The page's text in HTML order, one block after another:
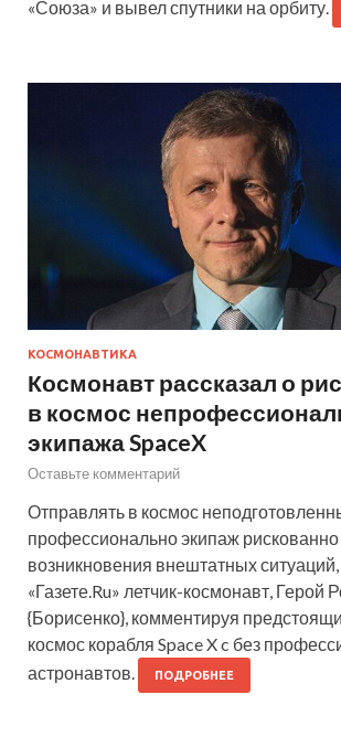
«Союза» и вывел спутники на орбиту.
КОСМОНАВТИКА
Космонавт рассказал о
в космос
экипажа SpaceX
Оставьте комментарий
Отправлять в космос
профессионально экипаж рискованно
возникновения внештатных
«Газете.Ru» летчик-космонавт, Герой
{Борисенко}, комментируя
космос корабля Space X c без
астронавтов.
ПОДРОБНЕЕ